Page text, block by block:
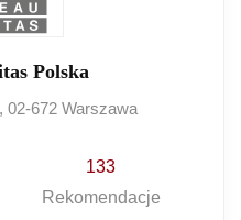
Polska
02-672 Warszawa
133
Rekomendacje